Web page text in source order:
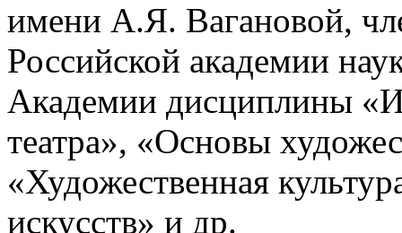
имени А.Я. Вагановой,
Российской академии
Академии дисциплины
театра», «Основы
«Художественная
искусств» и др.